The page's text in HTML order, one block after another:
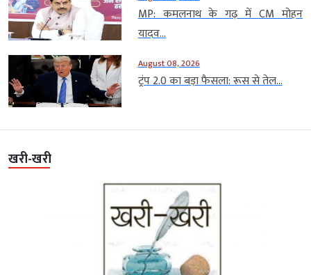
MP: कमलनाथ के गढ़ में CM मोहन
यादव...
August 08, 2026
ट्रंप 2.0 का बड़ा फैसला: रूस से तेल...
खरी-खरी